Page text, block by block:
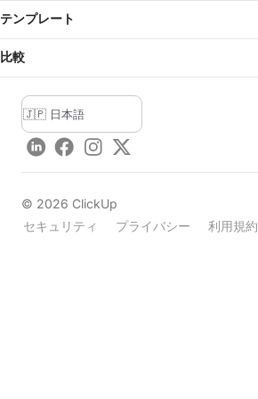
テンプレート
比較
LinkedInFacebook
Instagram
Twitter
© 2026 ClickUp
セキュリティ
プライバシー 利用規約